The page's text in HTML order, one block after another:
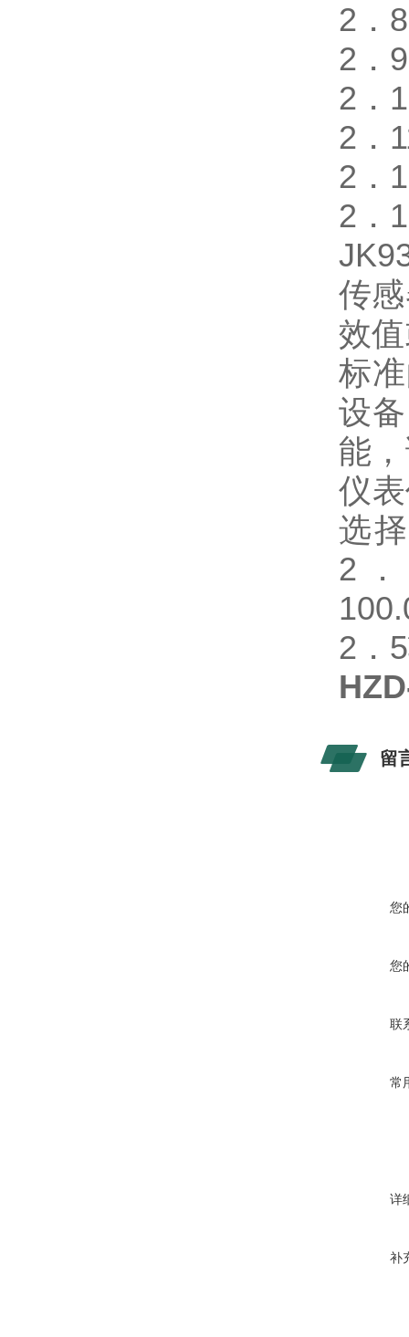
2．
2．
2．
2．
2．
2．
传
效
标
设
能
仪
选
2
2．
留
您
您
联
常
详
补